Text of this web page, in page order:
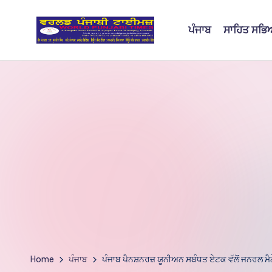
W
bi
ਪੰਜਾਬ ਸਾਹਿਤ
Home ਪੰਜਾਬ ਪੰਜਾਬ ਪੈਨਸ਼ਨਰਜ਼ ਯੂਨੀਅਨ ਸਬੰਧਤ ਏਟਕ ਵੱਲੋਂ ਜਨਰਲ